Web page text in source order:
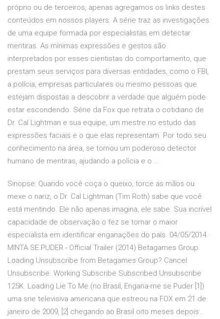
próprio ou de terceiros, apenas agregamos os links destes
conteúdos em nossos players. A série traz as investigações
de uma equipe formada por especialistas em detectar
mentiras. As mínimas expressões e gestos são
interpretados por esses cientistas do comportamento, que
prestam seus serviços para diversas entidades, como o FBI,
a polícia, empresas particulares ou mesmo pessoas que
estejam dispostas a descobrir a verdade que alguém pode
estar escondendo. Série da Fox que retrata o cotidiano de
Dr. Cal Lightman e sua equipe, um mestre no estudo das
expressões faciais e o que elas representam. Por todo seu
conhecimento na área, se tornou um poderoso detector
humano de mentiras, ajudando a polícia e o …
Sinopse: Quando você coça o queixo, torce as mãos ou
mexe o nariz, o Dr. Cal Lightman (Tim Roth) sabe que você
está mentindo. Ele não apenas imagina, ele sabe. Sua incrível
capacidade de observação o fez se tornar o maior
especialista em identificar enganações do país. 04/05/2014 ·
MINTA SE PUDER - Official Trailer (2014) Betagames Group.
Loading Unsubscribe from Betagames Group? Cancel
Unsubscribe. Working Subscribe Subscribed Unsubscribe
125K. Loading Lie To Me (no Brasil, Engana-me se Puder [1])
uma srie televisiva americana que estreou na FOX em 21 de
janeiro de 2009, [2] chegando ao Brasil oito meses depois ..